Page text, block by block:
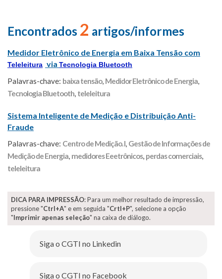
Encontrados 2 artigos/informes
Medidor Eletrônico de Energia em Baixa Tensão com
Teleleitura via Tecnologia Bluetooth
Palavras-chave: baixa tensão, Medidor Eletrônico de Energia,
Tecnologia Bluetooth, teleleitura
Sistema Inteligente de Medição e Distribuição Anti-
Fraude
Palavras-chave: Centro de Medição. I, Gestão de Informações de
Medição de Energia, medidores Eeetrônicos, perdas comerciais,
teleleitura
DICA PARA IMPRESSÃO: Para um melhor resultado de impressão,
pressione "Ctrl+A" e em seguida "Crtl+P", selecione a opção
"Imprimir apenas seleção" na caixa de diálogo.
Siga o CGTI no Linkedin
Siga o CGTI no Facebook